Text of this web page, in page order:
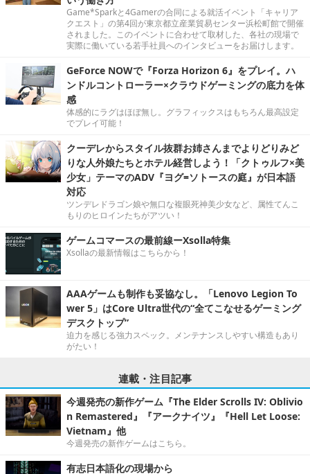
Game*Sparkと4Gamerの合同による就活イベント「キャリア
クエスト」の第4回が東京都立産業貿易センター浜松町館で開催
されました。このイベントに合わせて取材した、各社の現場で
実際に働いている若手社員へのインタビューをお届けします。
GeForce NOWで『Forza Horizon 6』をプレイ。ハ
ンドルコントローラー×クラウドゲーミングの底力を体
感
体感的にラグはほぼ無し。グラフィックスはもちろん最高設定
でプレイ可能！
クーデレからスタイル抜群お姉さんまでよりどりみど
りな人外娘たちとホテル経営しよう！「クトゥルフ×美
少女」テーマのADV『ヨグ=ソトースの庭』が日本語
対応
ツンデレドラゴン娘や無口な複眼死神美少女など、属性てんこ
もりのヒロインたちがアツい！
ゲームコマースの最前線ーXsolla特集
Xsollaの最新情報はこちらから！
AAAゲームも制作も妥協なし。「Lenovo Legion To
wer 5」はCore Ultra世代の“全てこなせるゲーミング
デスクトップ”
迫力を感じる強力スペック。メンテナンスしやすい構造もあり
がたい！
連載・注目記事
今週発売の新作ゲーム『The Elder Scrolls IV: Oblivio
n Remastered』『アークナイツ』『Hell Let Loose:
Vietnam』他
今週発売の新作ゲームはこちら。
有志日本語化の現場から